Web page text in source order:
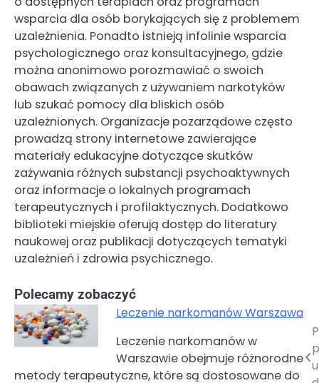
wsparcia dla osób borykających się z problemem
uzależnienia. Ponadto istnieją infolinie wsparcia
psychologicznego oraz konsultacyjnego, gdzie
można anonimowo porozmawiać o swoich
obawach związanych z używaniem narkotyków
lub szukać pomocy dla bliskich osób
uzależnionych. Organizacje pozarządowe często
prowadzą strony internetowe zawierające
materiały edukacyjne dotyczące skutków
zażywania różnych substancji psychoaktywnych
oraz informacje o lokalnych programach
terapeutycznych i profilaktycznych. Dodatkowo
biblioteki miejskie oferują dostęp do literatury
naukowej oraz publikacji dotyczących tematyki
uzależnień i zdrowia psychicznego.
Polecamy zobaczyć
Leczenie narkomanów Warszawa
Leczenie narkomanów w
Warszawie obejmuje różnorodne
metody terapeutyczne, które są dostosowane do
Nawigacja